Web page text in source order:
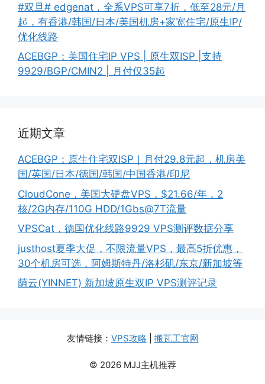
#双旦# edgenat，全系VPS可享7折，低至28元/月
起，有香港/韩国/日本/美国机房+家宽住宅/原生IP/
优化线路
ACEBGP：美国住宅IP VPS | 原生双ISP |支持
9929/BGP/CMIN2 | 月付仅35起
近期文章
ACEBGP：原生住宅双ISP｜月付29.8元起，机房美
国/英国/日本/德国/韩国/中国香港/印尼
CloudCone，美国大硬盘VPS，$21.66/年，2
核/2G内存/110G HDD/1Gbs@7T流量
VPSCat，德国优化线路9929 VPS测评数据分享
justhost夏季大促，不限流量VPS，最高5折优惠，
30个机房可选，阿姆斯特丹/洛杉矶/东京/新加坡等
荫云(YINNET) 新加坡原生双IP VPS测评记录
友情链接： VPS攻略 搬瓦工官网
© 2026 MJJ主机推荐